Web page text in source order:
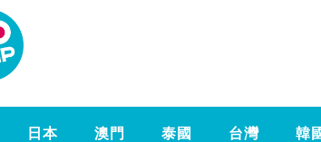
日本 澳門 泰國 台灣 韓